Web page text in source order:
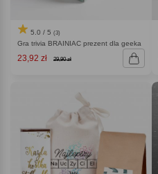
5.0 / 5 (3)
Gra trivia BRAINIAC prezent dla geeka
23,92 zł 29,90 zł